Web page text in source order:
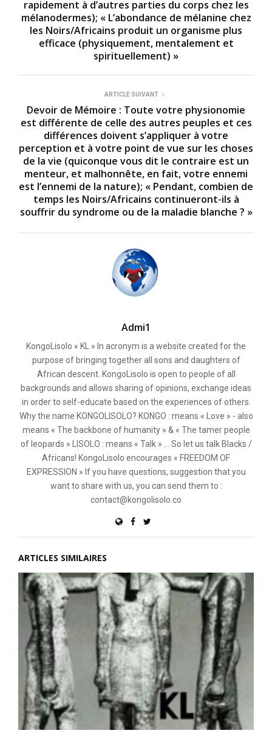
rapidement à d’autres parties du corps chez les
mélanodermes); « L’abondance de mélanine chez
les Noirs/Africains produit un organisme plus
efficace (physiquement, mentalement et
spirituellement) »
ARTICLE SUIVANT
Devoir de Mémoire : Toute votre physionomie
est différente de celle des autres peuples et ces
différences doivent s’appliquer à votre
perception et à votre point de vue sur les choses
de la vie (quiconque vous dit le contraire est un
menteur, et malhonnête, en fait, votre ennemi
est l’ennemi de la nature); « Pendant, combien de
temps les Noirs/Africains continueront-ils à
souffrir du syndrome ou de la maladie blanche ? »
Admi1
KongoLisolo « KL » In acronym is a website created for the
purpose of bringing together all sons and daughters of
African descent. KongoLisolo is open to people of all
backgrounds and allows sharing of opinions, exchange ideas
in order to self-educate based on the experiences of others.
Why the name KONGOLISOLO? KONGO : means « Love » - also
means « The backbone of humanity » & « The tamer people
of leopards » LISOLO : means « Talk » ... So let us talk Blacks /
Africans! KongoLisolo encourages « FREEDOM OF
EXPRESSION » If you have questions, suggestion that you
want to share with us, you can send them to :
contact@kongolisolo.co
ARTICLES SIMILAIRES